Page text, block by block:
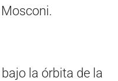
la órbita de la